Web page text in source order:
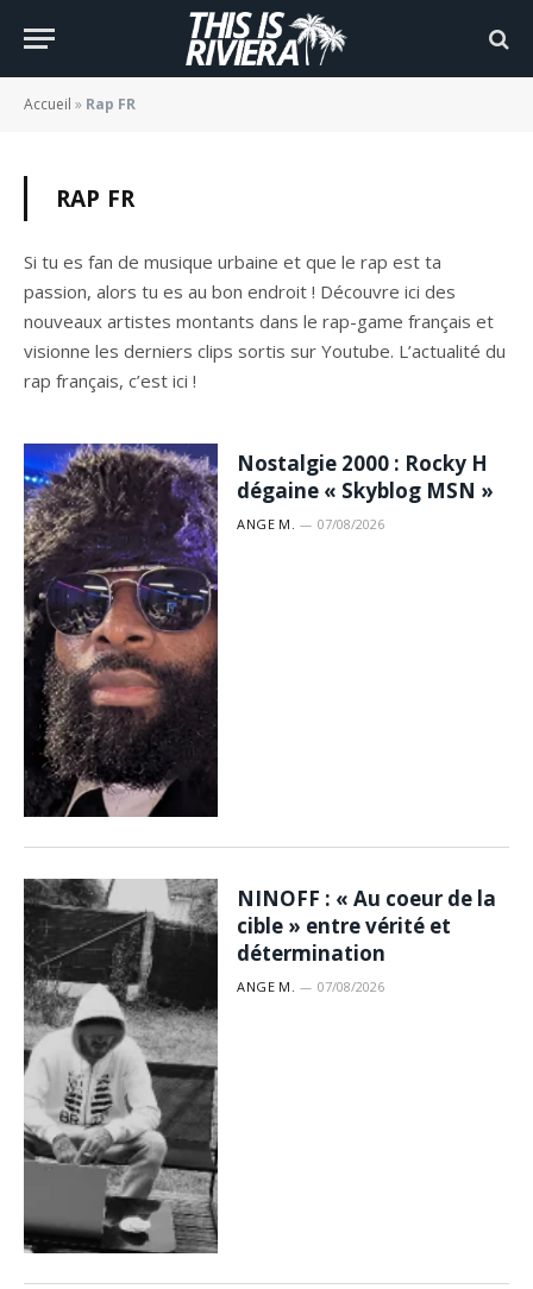
Accueil » Rap FR
RAP FR
Si tu es fan de musique urbaine et que le rap est ta
passion, alors tu es au bon endroit ! Découvre ici des
nouveaux artistes montants dans le rap-game français et
visionne les derniers clips sortis sur Youtube. L’actualité du
rap français, c’est ici !
Nostalgie 2000 : Rocky H
dégaine « Skyblog MSN »
ANGE M. 07/08/2026
NINOFF : « Au coeur de la
cible » entre vérité et
détermination
ANGE M. 07/08/2026